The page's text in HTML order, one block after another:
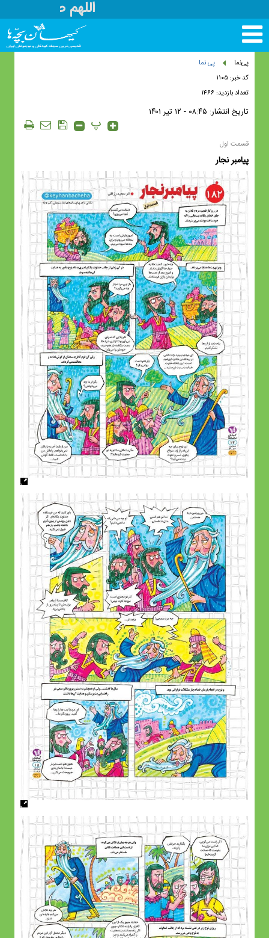
اللهم صل علی
تغییر
وضعیت
منوی
سرویس
پی‌نما
پی نما
کد خبر: ۱۱۰۵
تعداد بازدید: ۱۴۶۶
تاریخ انتشار: ۰۸:۴۵ - ۱۲ تير ۱۴۰۱
پ
قسمت اول
پیامبر نجار